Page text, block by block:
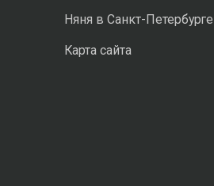
Няня в Санкт-Петербурге
Карта сайта